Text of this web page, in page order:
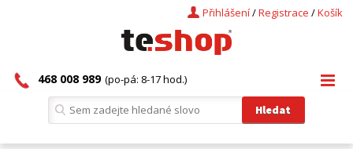
Košík
/
Registrace
/
Přihlášení
468 008 989 (po-pá: 8-17 hod.)